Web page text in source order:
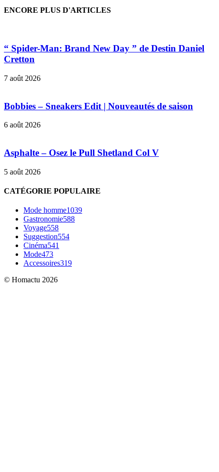
ENCORE PLUS D'ARTICLES
“ Spider-Man: Brand New Day ” de Destin Daniel
Cretton
7 août 2026
Bobbies – Sneakers Edit | Nouveautés de saison
6 août 2026
Asphalte – Osez le Pull Shetland Col V
5 août 2026
CATÉGORIE POPULAIRE
Mode homme1039
Gastronomie588
Voyage558
Suggestion554
Cinéma541
Mode473
Accessoires319
© Homactu 2026